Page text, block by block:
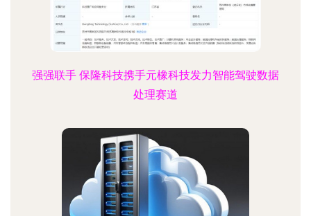
强强联手 保隆科技携手元橡科技发力智能驾驶数据
处理赛道